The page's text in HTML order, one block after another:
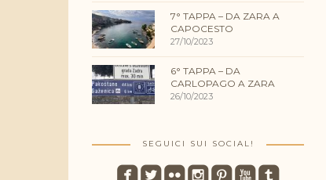
7° TAPPA – DA ZARA A
CAPOCESTO
27/10/2023
6° TAPPA – DA
CARLOPAGO A ZARA
26/10/2023
SEGUICI SUI SOCIAL!